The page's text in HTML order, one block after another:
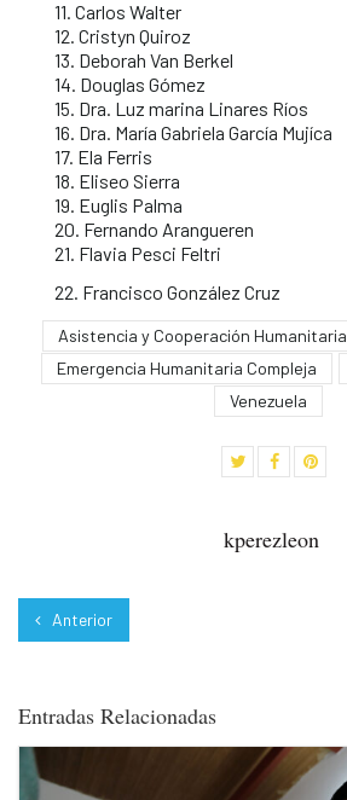
11. Carlos Walter
12. Cristyn Quiroz
13. Deborah Van Berkel
14. Douglas Gómez
15. Dra. Luz marina Linares Ríos
16. Dra. María Gabriela García Mujíca
17. Ela Ferris
18. Eliseo Sierra
19. Euglis Palma
20. Fernando Arangueren
21. Flavia Pesci Feltri
22. Francisco González Cruz
Asistencia y Cooperación Humanitaria
Emergencia Humanitaria Compleja
Venezuela
kperezleon
Anterior
Entradas Relacionadas